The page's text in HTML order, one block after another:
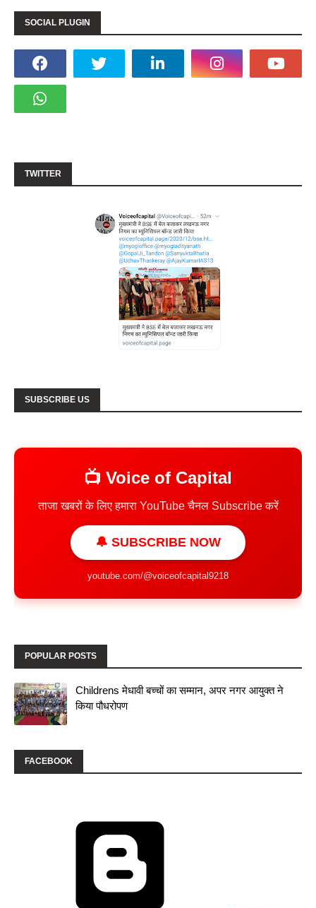
SOCIAL PLUGIN
TWITTER
SUBSCRIBE US
📺 Voice of Capital
ताजा खबरों के लिए हमारा YouTube चैनल Subscribe करें
🔔 SUBSCRIBE NOW
youtube.com/@voiceofcapital9218
POPULAR POSTS
Childrens मेधावी बच्चों का सम्मान, अपर नगर आयुक्त ने
किया पौधरोपण
FACEBOOK